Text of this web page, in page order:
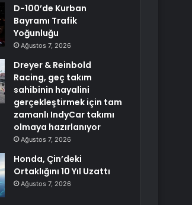
D-100’de Kurban
Bayramı Trafik
Yoğunluğu
Ağustos 7, 2026
Dreyer & Reinbold
Racing, geç takım
sahibinin hayalini
gerçekleştirmek için tam
zamanlı IndyCar takımı
olmaya hazırlanıyor
Ağustos 7, 2026
Honda, Çin’deki
Ortaklığını 10 Yıl Uzattı
Ağustos 7, 2026